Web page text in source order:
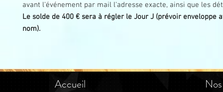
avant l'événement par mail l'adresse exacte, ainsi que les
Le solde de 400 € sera à régler le Jour J (prévoir enveloppe
nom).
Accueil